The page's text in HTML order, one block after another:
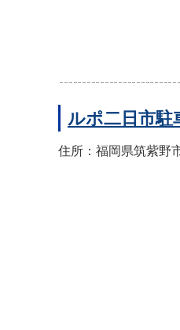
ルポ二日市駐
住所：福岡県筑紫野